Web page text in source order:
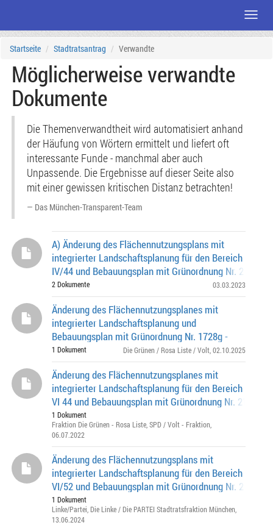
Seiteninhalt
Startseite Stadtratsantrag Verwandte
Möglicherweise verwandte
Dokumente
Die Themenverwandtheit wird automatisiert anhand
der Häufung von Wörtern ermittelt und liefert oft
interessante Funde - manchmal aber auch
Unpassende. Die Ergebnisse auf dieser Seite also
mit einer gewissen kritischen Distanz betrachten!
Das München-Transparent-Team
A) Änderung des Flächennutzungsplans mit
integrierter Landschaftsplanung für den Bereich
IV/44 und Bebauungsplan mit Grünordnung Nr. 2161
Straße / Weinschenkstraße (südlich), Bauseweina
2 Dokumente 03.03.2023
Änderung des Flächennutzungsplanes mit
integrierter Landschaftsplanung und
Bebauungsplan mit Grünordnung Nr. 1728g -
Eckdatenbeschluss –
1 Dokument Die Grünen / Rosa Liste / Volt , 02.10.2025
Änderung des Flächennutzungsplanes mit
integrierter Landschaftsplanung für den Bereich
VI 44 und Bebauungsplan mit Grünordnung Nr. 2178 -
Straße (beidseitig)
1 Dokument
Fraktion Die Grünen - Rosa Liste SPD / Volt - Fraktion
06.07.2022
Änderung des Flächennutzungsplans mit
integrierter Landschaftsplanung für den Bereich
VI/52 und Bebauungsplan mit Grünordnung Nr. 2194
amerikanische Siedlung am Perlacher Forst zwischen
1 Dokument
Linke/Partei Die Linke / Die PARTEI Stadtratsfraktion München
13.06.2024